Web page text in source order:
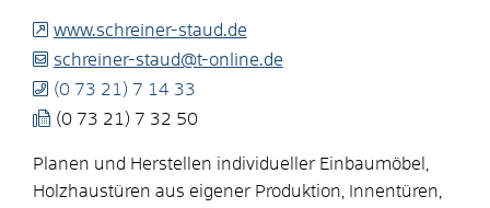
www.schreiner-staud.de
schreiner-staud@t-online.de
(0 73 21) 7 14 33
(0 73 21) 7 32 50
Planen und Herstellen individueller Einbaumöbel,
Holzhaustüren aus eigener Produktion, Innentüren,